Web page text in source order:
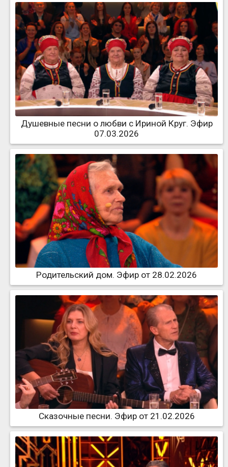
Душевные песни о любви с Ириной Круг. Эфир
07.03.2026
Родительский дом. Эфир от 28.02.2026
Сказочные песни. Эфир от 21.02.2026